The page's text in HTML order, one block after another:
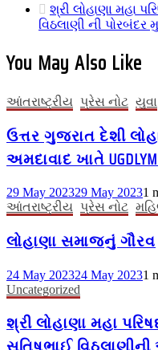
શ્રી લોહાણા મહા
વિઠલાણી ની પોરબંદર
You May Also Like
આંતરાષ્ટ્રીય પ્રેસ નોટ યુવા
ઉત્તર ગુજરાત દેશી
અમદાવાદ ખાતે
29 May 202329 May 20231
આંતરાષ્ટ્રીય પ્રેસ નોટ
લોહાણા સમાજનું ગૌરવ
24 May 202324 May 20231
Uncategorized
શ્રી લોહાણા મહા